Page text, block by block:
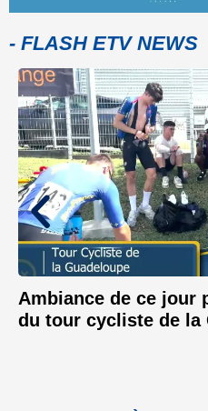
- FLASH ETV NEWS
Ambiance de ce jour
du tour cycliste de la